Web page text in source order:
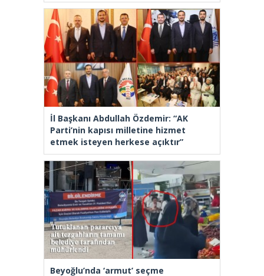
İl Başkanı Abdullah Özdemir: “AK
Parti’nin kapısı milletine hizmet
etmek isteyen herkese açıktır”
Beyoğlu’nda ‘armut’ seçme